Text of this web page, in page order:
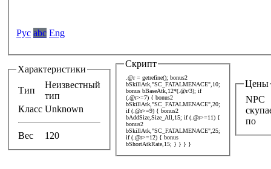
Pyc abc Eng
Характеристики
Тип
Неизвестный
тип
Класс Unknown
Вес 120
Скрипт
.@r = getrefine(); bonus2
bSkillAtk,"SC_FATALMENACE",10;
bonus bBaseAtk,12*(.@r/3); if
(.@r>=7) { bonus2
bSkillAtk,"SC_FATALMENACE",20;
if (.@r>=9) { bonus2
bAddSize,Size_All,15; if (.@r>=11) {
bonus2
bSkillAtk,"SC_FATALMENACE",25;
if (.@r>=12) { bonus
bShortAtkRate,15; } } } }
Цены
NPC
по